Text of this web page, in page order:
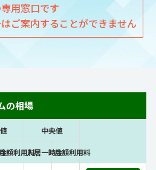
用窓口です
ご案内することができません
の相場
中央値
額利用料入居一時金月額利用料